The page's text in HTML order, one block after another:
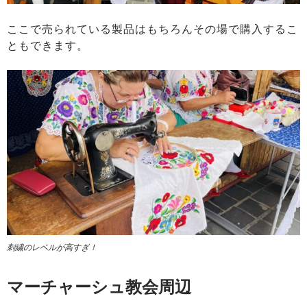
ここで売られている製品はもちろんその場で購入するこ
ともできます。
刺繍のレベルが高すぎ！
マーチャーシュ教会周辺